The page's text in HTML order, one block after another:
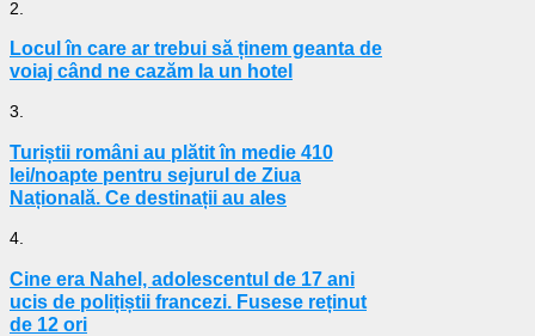
2.
Locul în care ar trebui să ținem geanta de
voiaj când ne cazăm la un hotel
3.
Turiștii români au plătit în medie 410
lei/noapte pentru sejurul de Ziua
Națională. Ce destinații au ales
4.
Cine era Nahel, adolescentul de 17 ani
ucis de polițiștii francezi. Fusese reținut
de 12 ori